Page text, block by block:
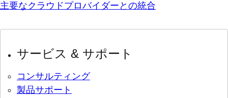
主要なクラウドプロバイダーとの統合
サービス & サポート
コンサルティング
製品サポート